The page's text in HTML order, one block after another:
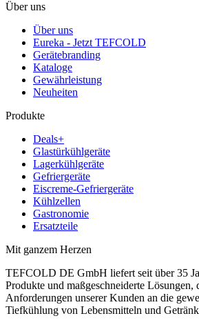
Über uns
Über uns
Eureka - Jetzt TEFCOLD
Gerätebranding
Kataloge
Gewährleistung
Neuheiten
Produkte
Deals+
Glastürkühlgeräte
Lagerkühlgeräte
Gefriergeräte
Eiscreme-Gefriergeräte
Kühlzellen
Gastronomie
Ersatzteile
Mit ganzem Herzen
TEFCOLD DE GmbH liefert seit über 35
Produkte und maßgeschneiderte Lösungen,
Anforderungen unserer Kunden an die
Tiefkühlung von Lebensmitteln und